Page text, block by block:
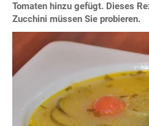
Tomaten hinzu gefügt. Dieses
Zucchini müssen Sie probieren.